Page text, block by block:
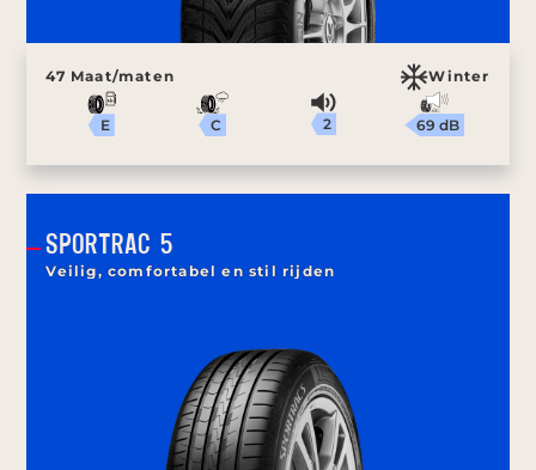
47 Maat/maten Winter
E C 2 69 dB
SPORTRAC 5
Veilig, comfortabel en stil rijden